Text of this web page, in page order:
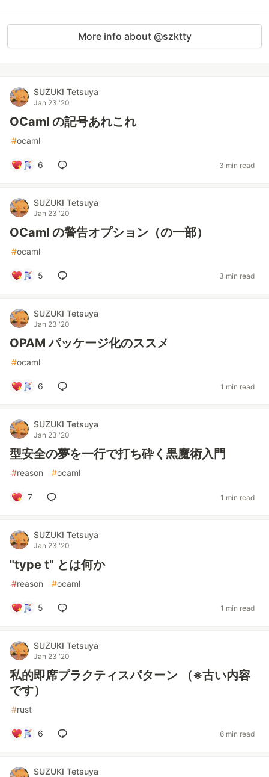
More info about @szktty
SUZUKI Tetsuya
Jan 23 '20
OCaml の記号あれこれ
#ocaml
6 3 min read
SUZUKI Tetsuya
Jan 23 '20
OCaml の警告オプション（の一部）
#ocaml
5 3 min read
SUZUKI Tetsuya
Jan 23 '20
OPAM パッケージ化のススメ
#ocaml
6 1 min read
SUZUKI Tetsuya
Jan 23 '20
型安全の夢を一行で打ち砕く黒魔術入門
#reason #ocaml
7 1 min read
SUZUKI Tetsuya
Jan 23 '20
"type t" とは何か
#reason #ocaml
5 1 min read
SUZUKI Tetsuya
Jan 23 '20
私的即席プラクティスパターン （※古い内容
です）
#rust
6 6 min read
SUZUKI Tetsuya